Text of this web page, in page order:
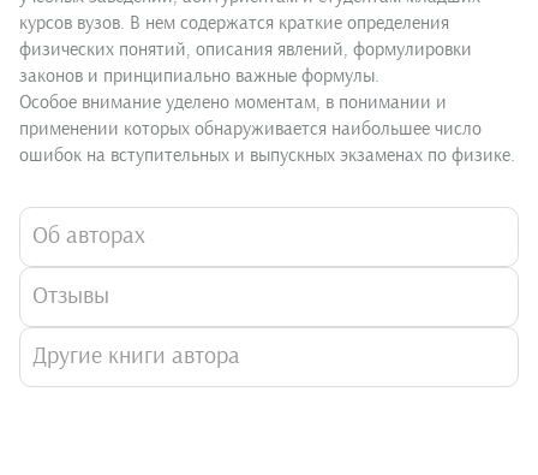
курсов вузов. В нем содержатся краткие определения
физических понятий, описания явлений, формулировки
законов и принципиально важные формулы.
Особое внимание уделено моментам, в понимании и
применении которых обнаруживается наибольшее число
ошибок на вступительных и выпускных экзаменах по физике.
Об авторах
Отзывы
Другие книги автора